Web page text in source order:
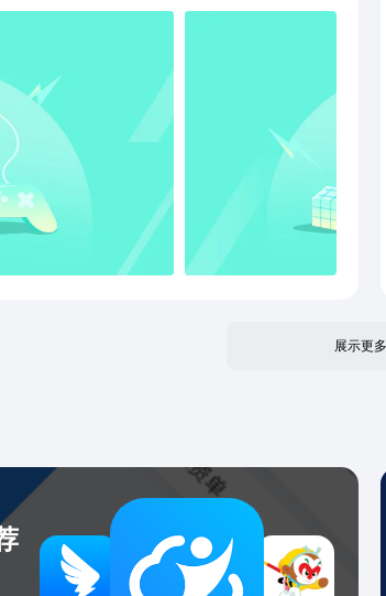
接【消息互通】可添加客户的，通过单聊
职成员的客户再分配。【客户朋友圈】
态等内容可发表到客户的朋友圈，并与客
户群】企业可查看并管理成员的客户群
的群聊再分配。客户群人数可达200人。
可以向外部用户收款与付款，也可向成员
。3.集成多款效率工具【日程】可快速向同
将聊天中的工作添加为日程，并在日程中
作安排。【会议】可随时随地发起和参与
。【微盘】免费100G的企业共享空间，
方便与同事共享文件。管理端支持成员
理企业数据。【企业邮箱】在这里收发工
转发邮件到群聊，基于邮件快速沟通。4.丰
易用的OA应用】预设官方提供的打卡、
同事吧等灵活易用的OA应用。【第三方
了优质的第三方应用与硬件，覆盖移动办
展示更多